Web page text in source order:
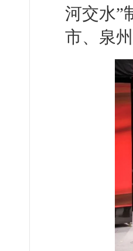
河交水”
市、泉